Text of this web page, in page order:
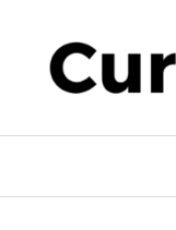
contenido